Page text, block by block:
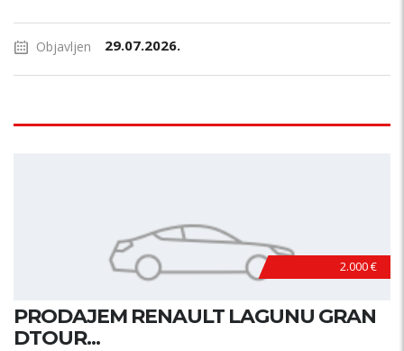
Objavljen 29.07.2026.
2.000 €
PRODAJEM RENAULT LAGUNU GRAN
DTOUR...